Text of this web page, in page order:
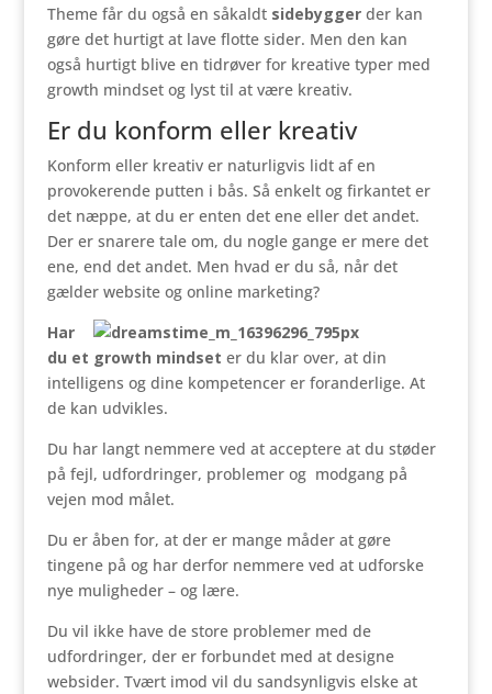
Theme får du også en såkaldt sidebyggerder kan
gøre det hurtigt at lave flotte sider. Men den kan
også hurtigt blive en tidrøver for kreative typer med
growth mindset og lyst til at være kreativ.
Er du konform eller kreativ
Konform eller kreativ er naturligvis lidt af en
provokerende putten i bås. Så enkelt og firkantet er
det næppe, at du er enten det ene eller det andet.
Der er snarere tale om, du nogle gange er mere det
ene, end det andet. Men hvad er du så, når det
gælder website og online marketing?
Har
du et growth mindset er du klar over, at din
intelligens og dine kompetencer er foranderlige. At
de kan udvikles.
Du har langt nemmere ved at acceptere at du støder
på fejl, udfordringer, problemer og modgang på
vejen mod målet.
Du er åben for, at der er mange måder at gøre
tingene på og har derfor nemmere ved at udforske
nye muligheder – og lære.
Du vil ikke have de store problemer med de
udfordringer, der er forbundet med at designe
websider. Tvært imod vil du sandsynligvis elske at